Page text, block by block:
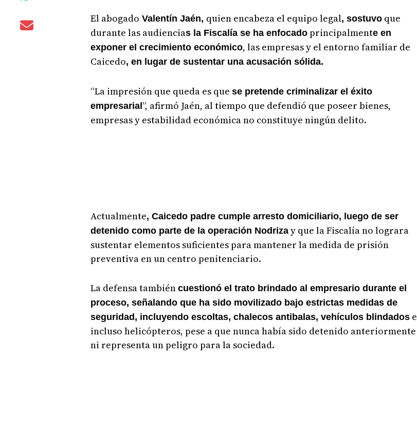
El abogado Valentín Jaén, quien encabeza el equipo legal, sostuvoque
durante las audiencias la Fiscalía se ha enfocadoprincipalmente en
exponer el crecimiento económico, las empresas y el entorno familiar de
Caicedo, en lugar de sustentar una acusación sólida.
“La impresión que queda es que se pretende criminalizar el éxito
empresarial ”, afirmó Jaén, al tiempo que defendió que poseer bienes,
empresas y estabilidad económica no constituye ningún delito.
Actualmente, Caicedo padre cumple arresto domiciliario, luego de ser
detenido como parte de la operación Nodrizay que la Fiscalía no lograra
sustentar elementos suficientes para mantener la medida de prisión
preventiva en un centro penitenciario.
La defensa también cuestionó el trato brindado al empresario durante el
proceso, señalando que ha sido movilizado bajo estrictas medidas de
seguridad, incluyendo escoltas, chalecos antibalas, vehículos blindadose
incluso helicópteros, pese a que nunca había sido detenido anteriormente
ni representa un peligro para la sociedad.